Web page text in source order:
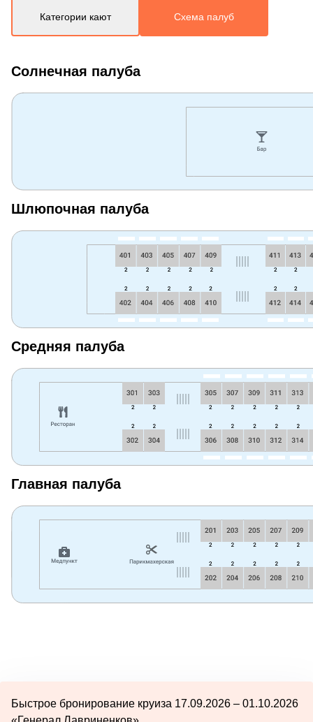
Категории кают Схема палуб
Солнечная палуба
Шлюпочная палуба
Средняя палуба
Главная палуба
Быстрое бронирование круиза 17.09.2026 – 01.10.2026